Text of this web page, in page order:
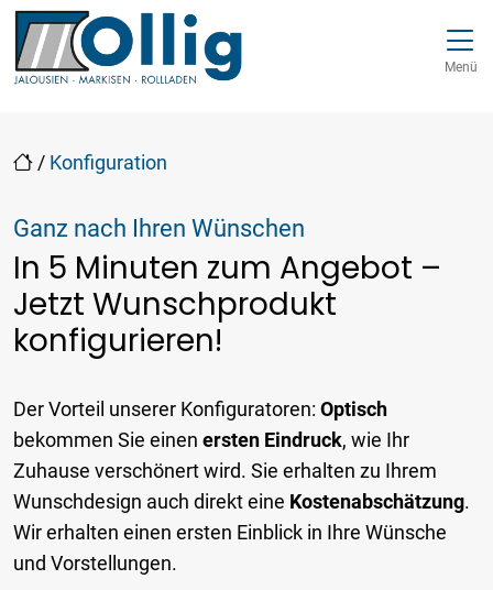
zur Top-Navigation
zur Hauptnavigation
Inhalt springen
zum Footer
Hauptnavigation Menü
/ Konfiguration
Ganz nach Ihren Wünschen
In 5 Minuten zum Angebot –
Jetzt Wunschprodukt
konfigurieren!
Der Vorteil unserer Konfiguratoren: Optisch
bekommen Sie einen ersten Eindruck, wie Ihr
Zuhause verschönert wird. Sie erhalten zu Ihrem
Wunschdesign auch direkt eine Kostenabschätzung.
Wir erhalten einen ersten Einblick in Ihre Wünsche
und Vorstellungen.